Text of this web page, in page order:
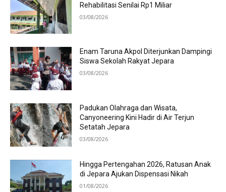
Rehabilitasi Senilai Rp1 Miliar
03/08/2026
Enam Taruna Akpol Diterjunkan Dampingi
Siswa Sekolah Rakyat Jepara
03/08/2026
Padukan Olahraga dan Wisata,
Canyoneering Kini Hadir di Air Terjun
Setatah Jepara
03/08/2026
Hingga Pertengahan 2026, Ratusan Anak
di Jepara Ajukan Dispensasi Nikah
01/08/2026